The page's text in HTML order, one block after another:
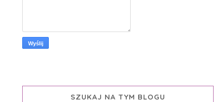
SZUKAJ NA TYM BLOGU